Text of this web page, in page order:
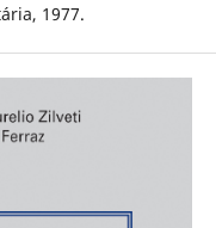
1977.